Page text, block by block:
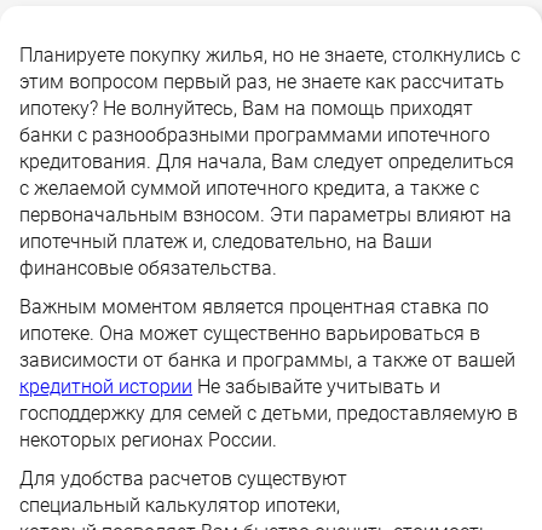
Планируете покупку жилья, но не знаете, столкнулись с
этим вопросом первый раз, не знаете как рассчитать
ипотеку? Не волнуйтесь, Вам на помощь приходят
банки с разнообразными программами ипотечного
кредитования. Для начала, Вам следует определиться
с желаемой суммой ипотечного кредита, а также с
первоначальным взносом. Эти параметры влияют на
ипотечный платеж и, следовательно, на Ваши
финансовые обязательства.
Важным моментом является процентная ставка по
ипотеке. Она может существенно варьироваться в
зависимости от банка и программы, а также от вашей
кредитной истории Не забывайте учитывать и
господдержку для семей с детьми, предоставляемую в
некоторых регионах России.
Для удобства расчетов существуют
специальный калькулятор ипотеки,